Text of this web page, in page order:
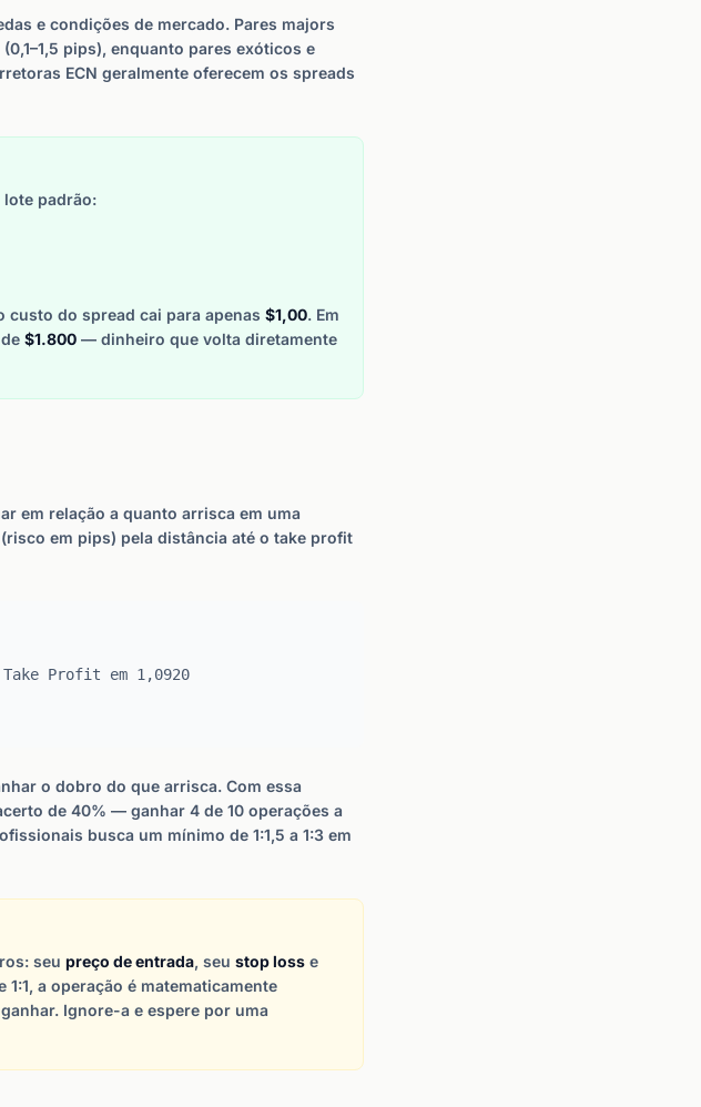
e condições de mercado. Pares majors
pips), enquanto pares exóticos e
ECN geralmente oferecem os spreads
lote padrão:
custo do spread cai para apenas $1,00. Em
$1.800 — dinheiro que volta diretamente
em relação a quanto arrisca em uma
em pips) pela distância até o take profit
Profit em 1,0920
o dobro do que arrisca. Com essa
de 40% — ganhar 4 de 10 operações a
busca um mínimo de 1:1,5 a 1:3 em
seu preço de entrada, seu stop loss e
a operação é matematicamente
Ignore-a e espere por uma